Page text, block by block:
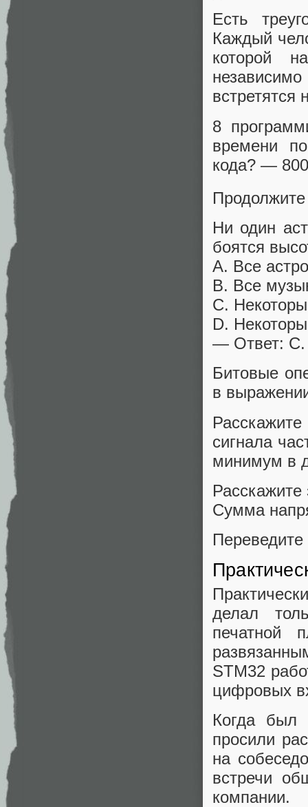
Есть
Каждый
которой
8
времени
кода? —
Ни один
боятся
A. Все
B. Все
C.
D.
— Ответ: С.
Битовые
в
сигнала
минимум в
Сумма
делал
печатной
STM32
цифровых
Когда был
просили
на
встречи
компании.